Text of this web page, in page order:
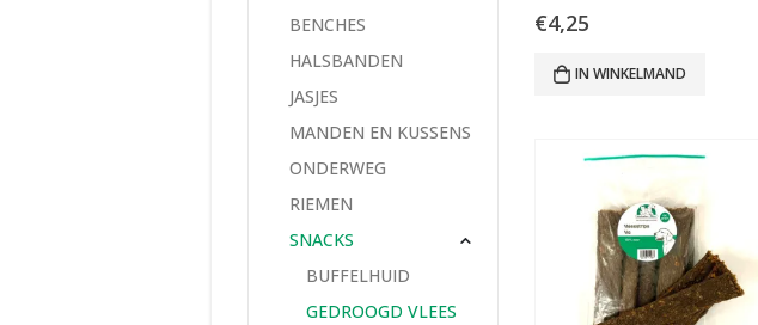
€4,25
IN WINKELMAND
BENCHES
HALSBANDEN
JASJES
MANDEN EN KUSSENS
ONDERWEG
RIEMEN
SNACKS
BUFFELHUID
GEDROOGD VLEES